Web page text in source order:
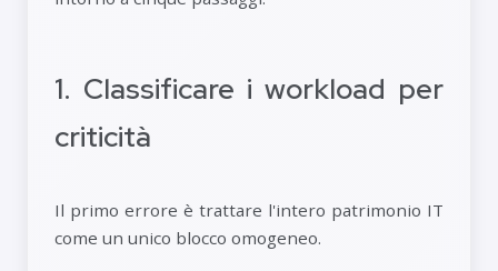
1. Classificare i workload per
criticità
Il primo errore è trattare l'intero patrimonio IT
come un unico blocco omogeneo.